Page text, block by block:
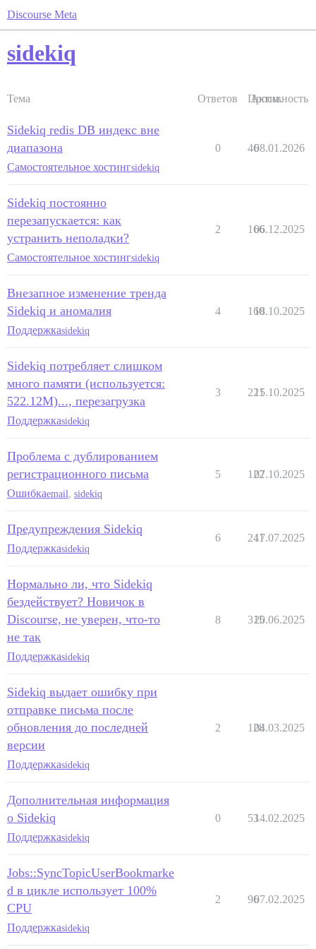
Discourse Meta
sidekiq
Тема Ответов Просм.
Активность
Sidekiq redis DB индекс вне
диапазона
Самостоятельное хостингsidekiq
0 4608.01.2026
Sidekiq постоянно
перезапускается: как
устранить неполадки?
Самостоятельное хостингsidekiq
2 166
06.12.2025
Внезапное изменение тренда
Sidekiq и аномалия
Поддержкаsidekiq
4 160
18.10.2025
Sidekiq потребляет слишком
много памяти (используется:
522.12M)..., перезагрузка
Поддержкаsidekiq
3 221
15.10.2025
Проблема с дублированием
регистрационного письма
Ошибкаemail sidekiq
5 122
07.10.2025
Предупреждения Sidekiq
Поддержкаsidekiq
6 241
17.07.2025
Нормально ли, что Sidekiq
бездействует? Новичок в
Discourse, не уверен, что-то
не так
Поддержкаsidekiq
8 315
20.06.2025
Sidekiq выдает ошибку при
отправке письма после
обновления до последней
версии
Поддержкаsidekiq
2 128
04.03.2025
Дополнительная информация
о Sidekiq
Поддержкаsidekiq
0 5314.02.2025
Jobs::SyncTopicUserBookmarke
d в цикле использует 100%
CPU
Поддержкаsidekiq
2 9607.02.2025